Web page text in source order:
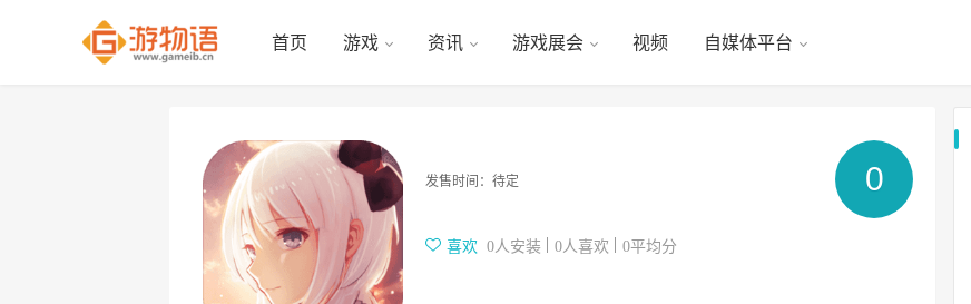
首页 游戏 资讯 游戏展会 视频 自媒体平台
0
发售时间： 待定
喜欢 0人安装 0人喜欢 0平均分